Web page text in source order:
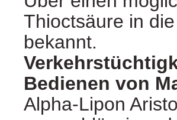
Thioctsäure in
bekannt.
Bedienen von
Alpha-Lipon